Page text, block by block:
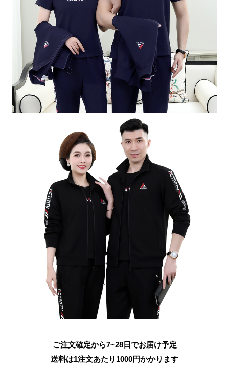
ご注文確定から7~28日でお届け予定
送料は1注文あたり 1000円かかります